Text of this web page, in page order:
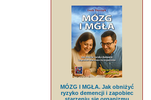
MÓZG I MGŁA. Jak obniżyć
ryzyko demencji i zapobiec
starzeniu się organizmu